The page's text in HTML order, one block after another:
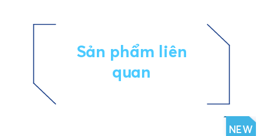
Sản phẩm liên
quan
NEW